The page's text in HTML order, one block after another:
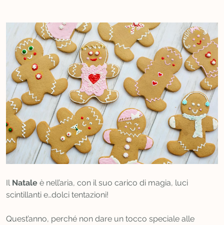
Il Natale è nell’aria, con il suo carico di magia, luci
scintillanti e…dolci tentazioni!
Quest’anno, perché non dare un tocco speciale alle